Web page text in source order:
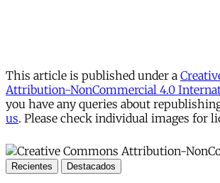
This article is published under a
Attribution-NonCommercial 4.0
you have any queries about
us. Please check individual images for
Recientes Destacados